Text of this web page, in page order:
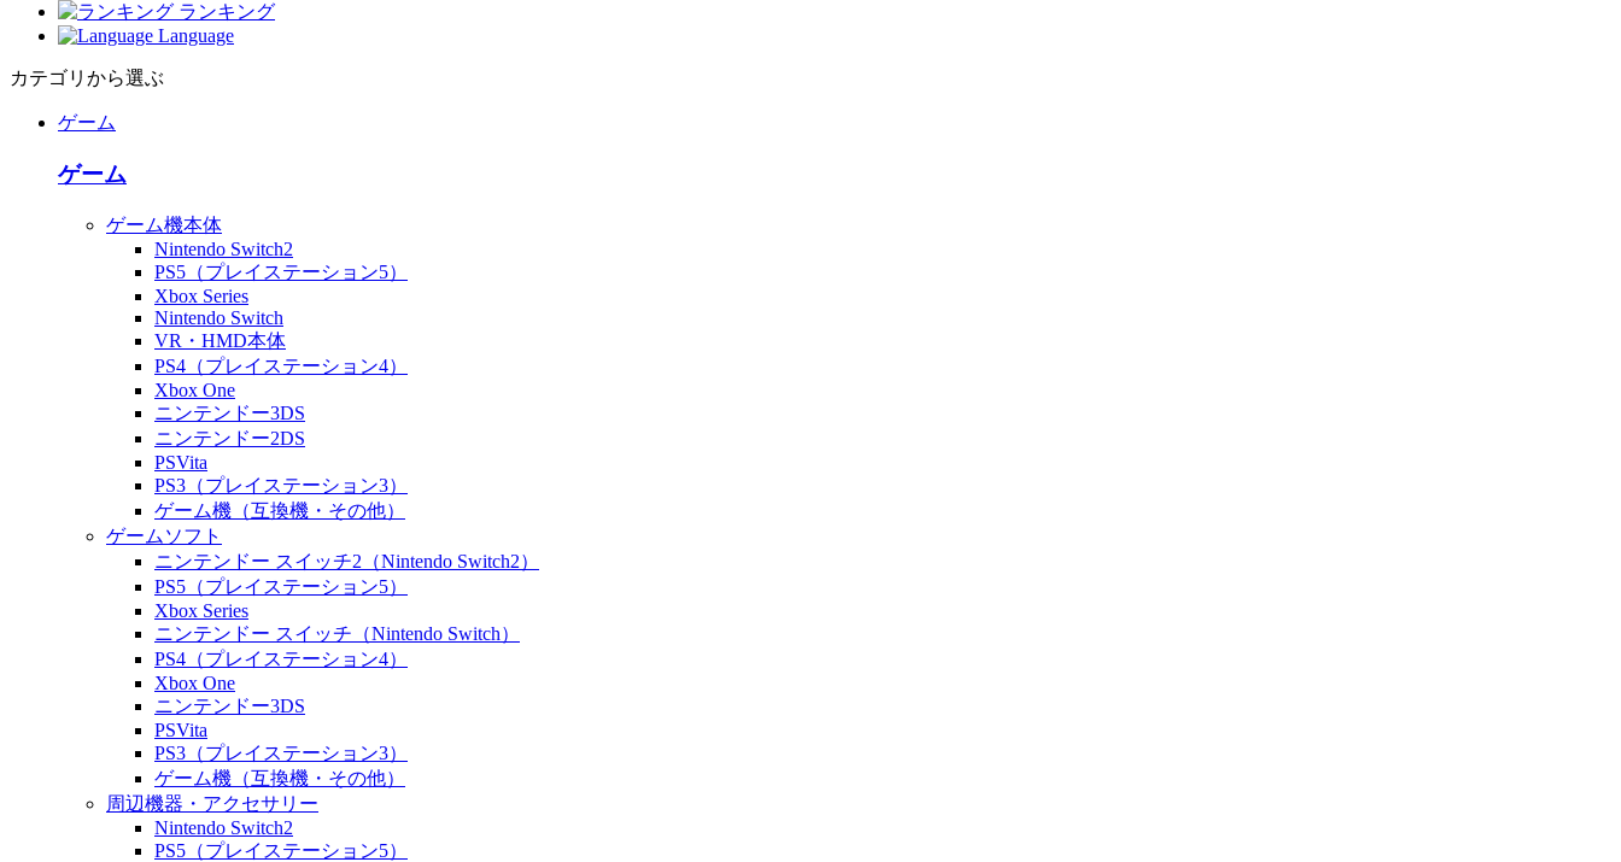
ランキング
Language
カテゴリから選ぶ
ゲーム
ゲーム
ゲーム機本体
Nintendo Switch2
PS5（プレイステーション5）
Xbox Series
Nintendo Switch
VR・HMD本体
PS4（プレイステーション4）
Xbox One
ニンテンドー3DS
ニンテンドー2DS
PSVita
PS3（プレイステーション3）
ゲーム機（互換機・その他）
ゲームソフト
ニンテンドー スイッチ2（Nintendo Switch2）
PS5（プレイステーション5）
Xbox Series
ニンテンドー スイッチ（Nintendo Switch）
PS4（プレイステーション4）
Xbox One
ニンテンドー3DS
PSVita
PS3（プレイステーション3）
ゲーム機（互換機・その他）
周辺機器・アクセサリー
Nintendo Switch2
PS5（プレイステーション5）